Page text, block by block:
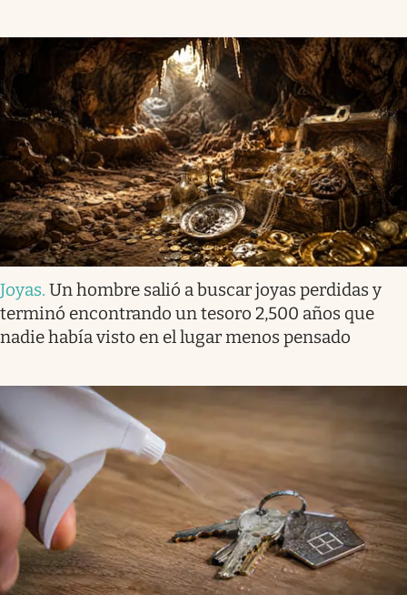
Joyas. Un hombre salió a buscar joyas perdidas y
terminó encontrando un tesoro 2,500 años que
nadie había visto en el lugar menos pensado